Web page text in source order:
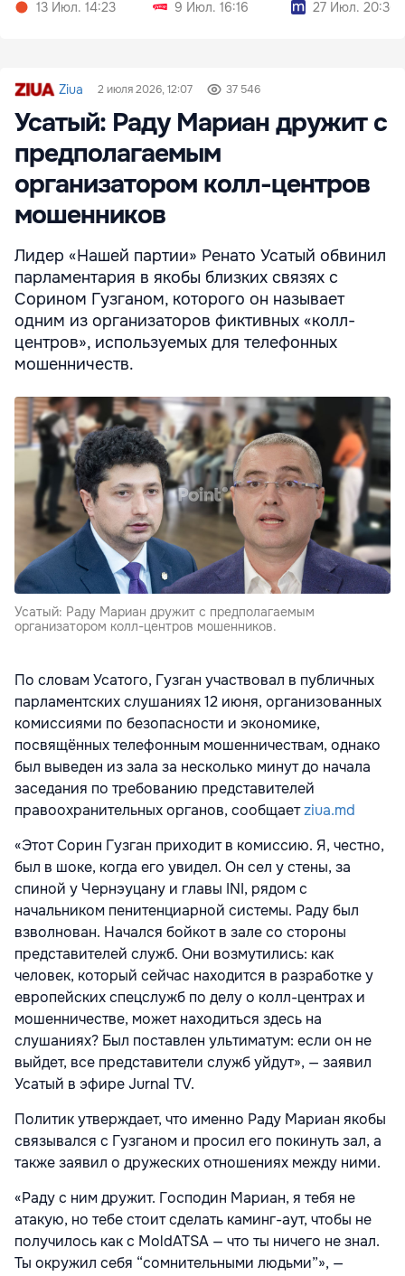
13 Июл. 14:23
9 Июл. 16:16
27 Июл. 20:36
Ziua 2 июля 2026, 12:07 37 546
Усатый: Раду Мариан дружит с
предполагаемым
организатором колл-центров
мошенников
Лидер «Нашей партии» Ренато Усатый обвинил
парламентария в якобы близких связях с
Сорином Гузганом, которого он называет
одним из организаторов фиктивных «колл-
центров», используемых для телефонных
мошенничеств.
Усатый: Раду Мариан дружит с предполагаемым
организатором колл-центров мошенников.
По словам Усатого, Гузган участвовал в публичных
парламентских слушаниях 12 июня, организованных
комиссиями по безопасности и экономике,
посвящённых телефонным мошенничествам, однако
был выведен из зала за несколько минут до начала
заседания по требованию представителей
правоохранительных органов, сообщаетziua.md
«Этот Сорин Гузган приходит в комиссию. Я, честно,
был в шоке, когда его увидел. Он сел у стены, за
спиной у Чернэуцану и главы INI, рядом с
начальником пенитенциарной системы. Раду был
взволнован. Начался бойкот в зале со стороны
представителей служб. Они возмутились: как
человек, который сейчас находится в разработке у
европейских спецслужб по делу о колл-центрах и
мошенничестве, может находиться здесь на
слушаниях? Был поставлен ультиматум: если он не
выйдет, все представители служб уйдут», — заявил
Усатый в эфире Jurnal TV.
Политик утверждает, что именно Раду Мариан якобы
связывался с Гузганом и просил его покинуть зал, а
также заявил о дружеских отношениях между ними.
«Раду с ним дружит. Господин Мариан, я тебя не
атакую, но тебе стоит сделать каминг-аут, чтобы не
получилось как с MoldATSA — что ты ничего не знал.
Ты окружил себя “сомнительными людьми”», —